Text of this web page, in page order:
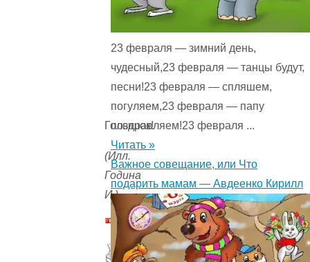
Голышок!
(Илл.
Година
И.)
23 февраля — зимний день,
чудесный,23 февраля — танцы будут,
песни!23 февраля — спляшем,
погуляем,23 февраля — папу
поздравляем!23 февраля ...
Читать »
Важное совещание, или Что
подарить мамам — Авдеенко Кирилл